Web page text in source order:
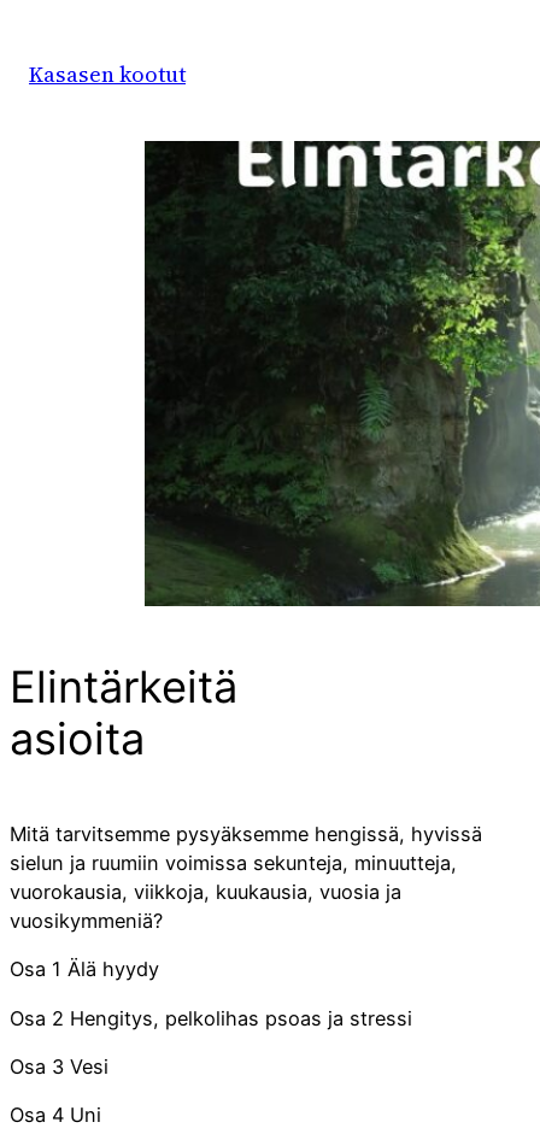
Kasasen kootut
Elintärkeitä
asioita
Mitä tarvitsemme pysyäksemme hengissä, hyvissä
sielun ja ruumiin voimissa sekunteja, minuutteja,
vuorokausia, viikkoja, kuukausia, vuosia ja
vuosikymmeniä?
Osa 1 Älä hyydy
Osa 2 Hengitys, pelkolihas psoas ja stressi
Osa 3 Vesi
Osa 4 Uni